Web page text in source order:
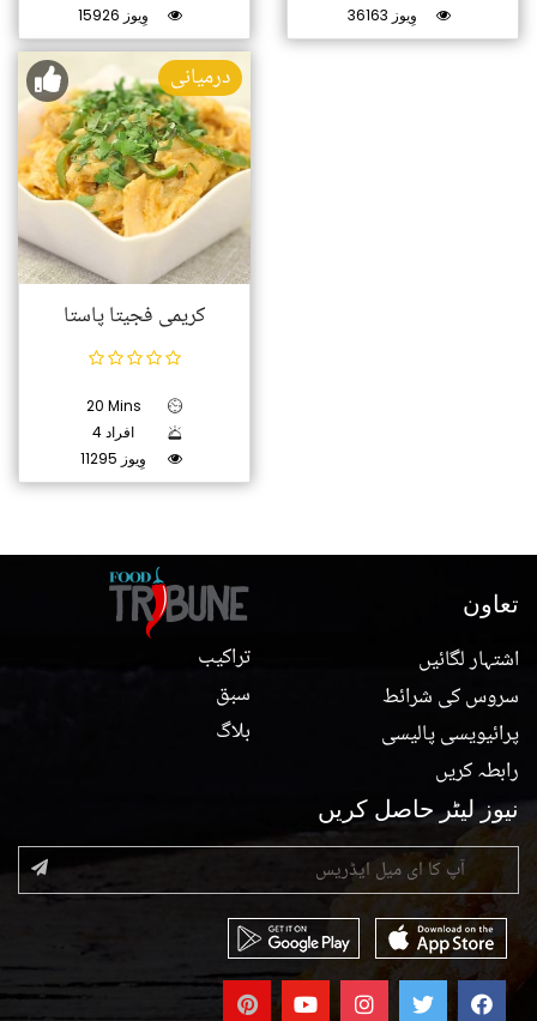
15926 وِیوز
36163 وِیوز
درمیانی
کریمی فجیتا پاستا
20 Mins
4 افراد
11295 وِیوز
تراکیب
سبق
بلاگ
تعاون
اشتہار لگائیں
سروس کی شرائط
پرائیویسی پالیسی
رابطہ کریں
نیوز لیٹر حاصل کریں